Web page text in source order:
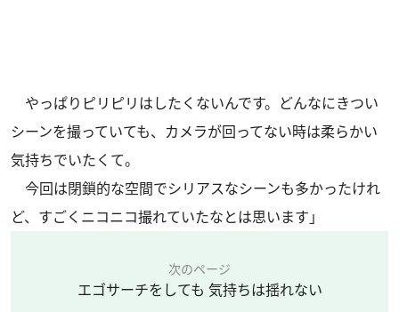
やっぱりピリピリはしたくないんです。どんなにきつい
シーンを撮っていても、カメラが回ってない時は柔らかい
気持ちでいたくて。
今回は閉鎖的な空間でシリアスなシーンも多かったけれ
ど、すごくニコニコ撮れていたなとは思います」
次のページ
エゴサーチをしても 気持ちは揺れない